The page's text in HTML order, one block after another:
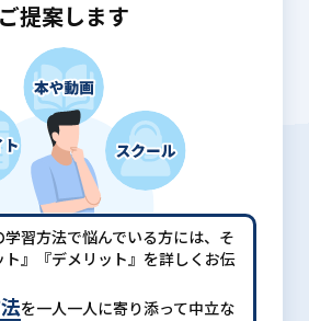
ご提案します
習方法で悩んでいる方には、 そ
ト』『デメリット』を詳しくお伝
を一人一人に寄り添って中立な